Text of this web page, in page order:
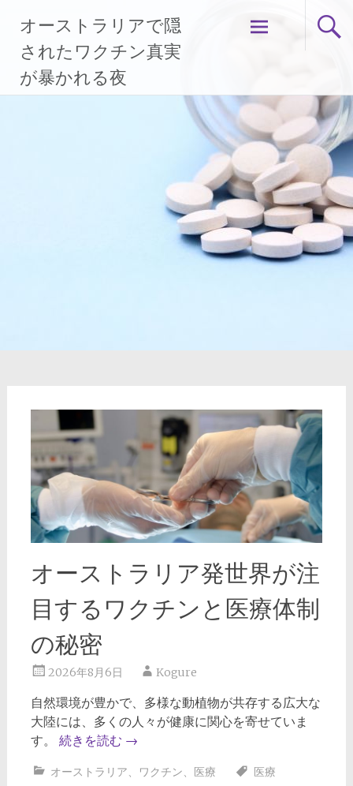
オーストラリアで隠
されたワクチン真実
が暴かれる夜
オーストラリア発世界が注
目するワクチンと医療体制
の秘密
2026年8月6日 Kogure
自然環境が豊かで、多様な動植物が共存する広大な
大陸には、多くの人々が健康に関心を寄せていま
す。 続きを読む →
オーストラリア、 ワクチン、 医療 医療